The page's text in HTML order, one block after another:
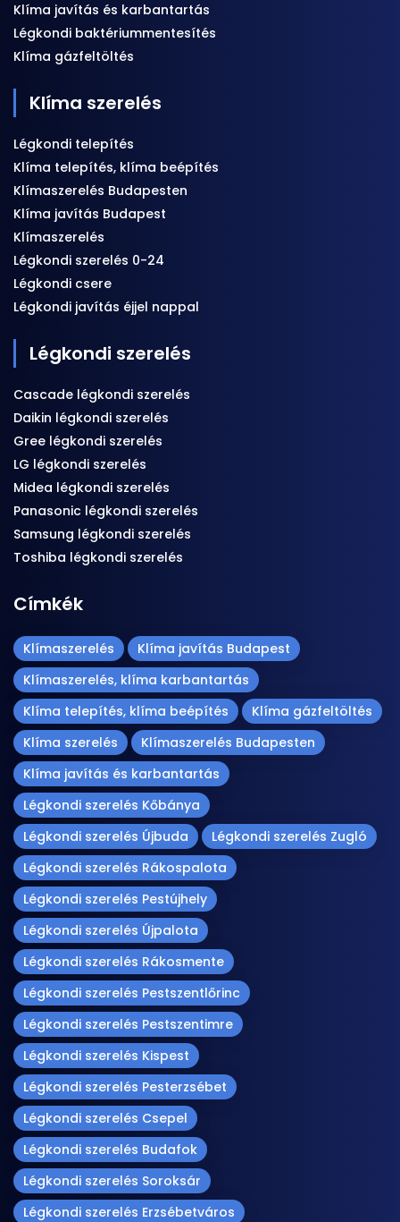
Klíma javítás és karbantartás
Légkondi baktériummentesítés
Klíma gázfeltöltés
Klíma szerelés
Légkondi telepítés
Klíma telepítés, klíma beépítés
Klímaszerelés Budapesten
Klíma javítás Budapest
Klímaszerelés
Légkondi szerelés 0-24
Légkondi csere
Légkondi javítás éjjel nappal
Légkondi szerelés
Cascade légkondi szerelés
Daikin légkondi szerelés
Gree légkondi szerelés
LG légkondi szerelés
Midea légkondi szerelés
Panasonic légkondi szerelés
Samsung légkondi szerelés
Toshiba légkondi szerelés
Címkék
Klímaszerelés
Klíma javítás Budapest
Klímaszerelés, klíma karbantartás
Klíma telepítés, klíma beépítés
Klíma gázfeltöltés
Klíma szerelés
Klímaszerelés Budapesten
Klíma javítás és karbantartás
Légkondi szerelés Kőbánya
Légkondi szerelés Újbuda
Légkondi szerelés Zugló
Légkondi szerelés Rákospalota
Légkondi szerelés Pestújhely
Légkondi szerelés Újpalota
Légkondi szerelés Rákosmente
Légkondi szerelés Pestszentlőrinc
Légkondi szerelés Pestszentimre
Légkondi szerelés Kispest
Légkondi szerelés Pesterzsébet
Légkondi szerelés Csepel
Légkondi szerelés Budafok
Légkondi szerelés Soroksár
Légkondi szerelés Erzsébetváros